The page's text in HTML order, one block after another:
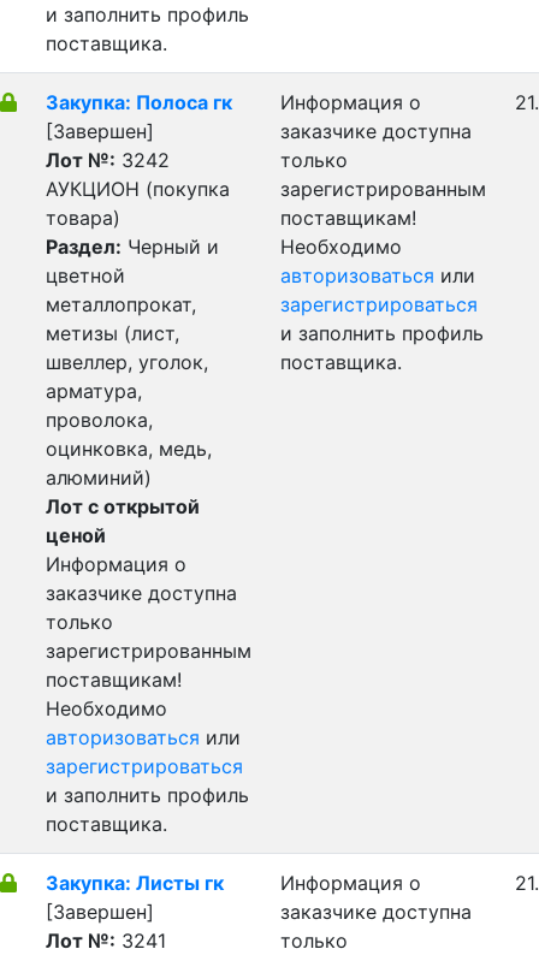
и заполнить профиль
поставщика.
Закупка: Полоса гк
[Завершен]
Лот №: 3242
АУКЦИОН (покупка
товара)
Раздел: Черный и
цветной
металлопрокат,
метизы (лист,
швеллер, уголок,
арматура,
проволока,
оцинковка, медь,
алюминий)
Лот с открытой
ценой
Информация о
заказчике доступна
только
зарегистрированным
поставщикам!
Необходимо
авторизоваться или
зарегистрироваться
и заполнить профиль
поставщика.
Информация о
заказчике доступна
только
зарегистрированным
поставщикам!
Необходимо
авторизоваться или
зарегистрироваться
и заполнить профиль
поставщика.
Закупка: Листы гк
[Завершен]
Лот №: 3241
Информация о
заказчике доступна
только